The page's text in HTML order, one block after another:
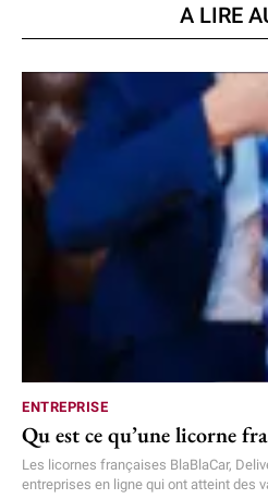
A LIRE
ENTREPRISE
Qu est ce qu’une licorne
Les licornes françaises BlaBlaCar,
entreprises en ligne qui ont atteint des